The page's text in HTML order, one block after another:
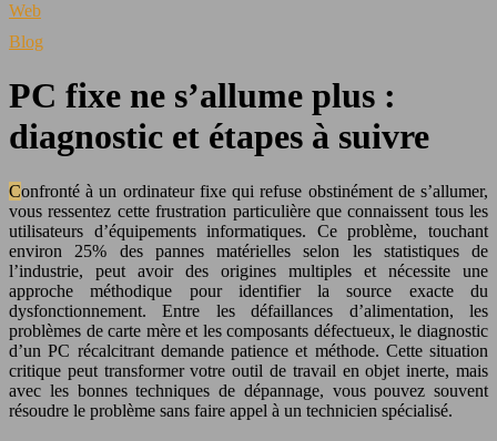
Web
Blog
PC fixe ne s’allume plus :
diagnostic et étapes à suivre
Confronté à un ordinateur fixe qui refuse obstinément de s’allumer,
vous ressentez cette frustration particulière que connaissent tous les
utilisateurs d’équipements informatiques. Ce problème, touchant
environ 25% des pannes matérielles selon les statistiques de
l’industrie, peut avoir des origines multiples et nécessite une
approche méthodique pour identifier la source exacte du
dysfonctionnement. Entre les défaillances d’alimentation, les
problèmes de carte mère et les composants défectueux, le diagnostic
d’un PC récalcitrant demande patience et méthode. Cette situation
critique peut transformer votre outil de travail en objet inerte, mais
avec les bonnes techniques de dépannage, vous pouvez souvent
résoudre le problème sans faire appel à un technicien spécialisé.